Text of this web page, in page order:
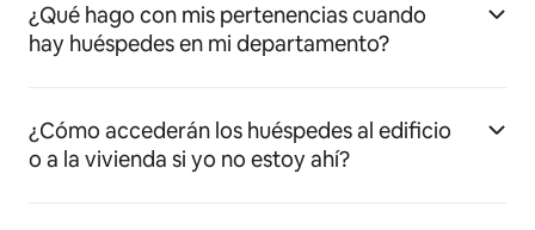
¿Qué hago con mis pertenencias cuando
hay huéspedes en mi departamento?
¿Cómo accederán los huéspedes al edificio
o a la vivienda si yo no estoy ahí?